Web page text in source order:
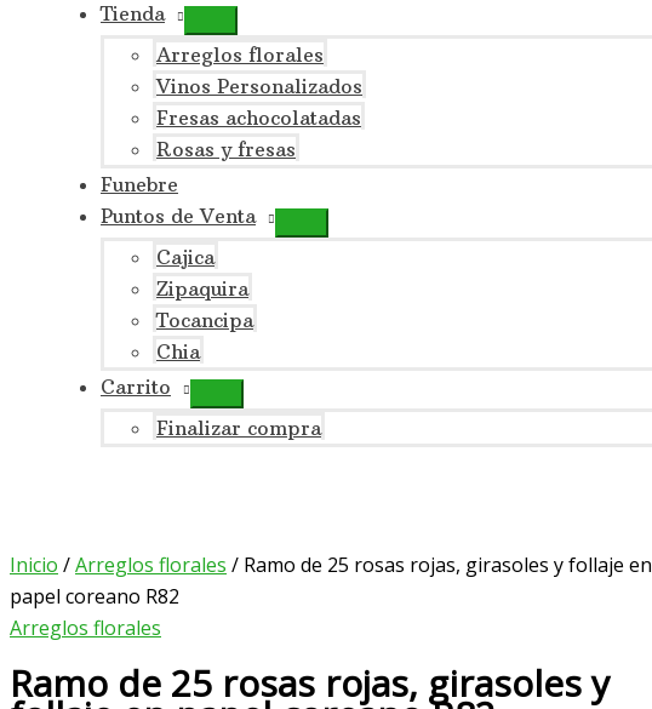
Tienda
Arreglos florales
Vinos Personalizados
Fresas achocolatadas
Rosas y fresas
Funebre
Puntos de Venta
Cajica
Zipaquira
Tocancipa
Chia
Carrito
Finalizar compra
Inicio /Arreglos florales / Ramo de 25 rosas rojas, girasoles y follaje en
papel coreano R82
Arreglos florales
Ramo de 25 rosas rojas, girasoles y